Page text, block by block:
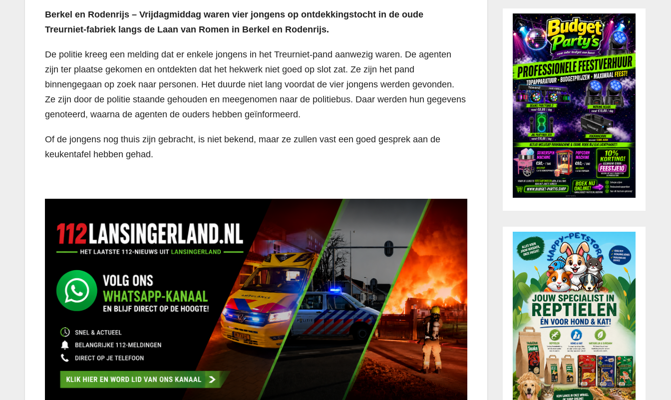
Berkel en Rodenrijs – Vrijdagmiddag waren vier jongens op ontdekkingstocht in de oude
Treurniet-fabriek langs de Laan van Romen in Berkel en Rodenrijs.
De politie kreeg een melding dat er enkele jongens in het Treurniet-pand aanwezig waren. De agenten
zijn ter plaatse gekomen en ontdekten dat het hekwerk niet goed op slot zat. Ze zijn het pand
binnengegaan op zoek naar personen. Het duurde niet lang voordat de vier jongens werden gevonden.
Ze zijn door de politie staande gehouden en meegenomen naar de politiebus. Daar werden hun gegevens
genoteerd, waarna de agenten de ouders hebben geïnformeerd.
Of de jongens nog thuis zijn gebracht, is niet bekend, maar ze zullen vast een goed gesprek aan de
keukentafel hebben gehad.